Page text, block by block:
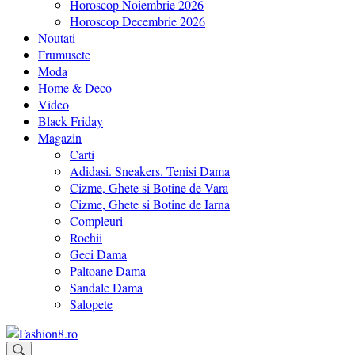
Horoscop Noiembrie 2026
Horoscop Decembrie 2026
Noutati
Frumusete
Moda
Home & Deco
Video
Black Friday
Magazin
Carti
Adidasi. Sneakers. Tenisi Dama
Cizme, Ghete si Botine de Vara
Cizme, Ghete si Botine de Iarna
Compleuri
Rochii
Geci Dama
Paltoane Dama
Sandale Dama
Salopete